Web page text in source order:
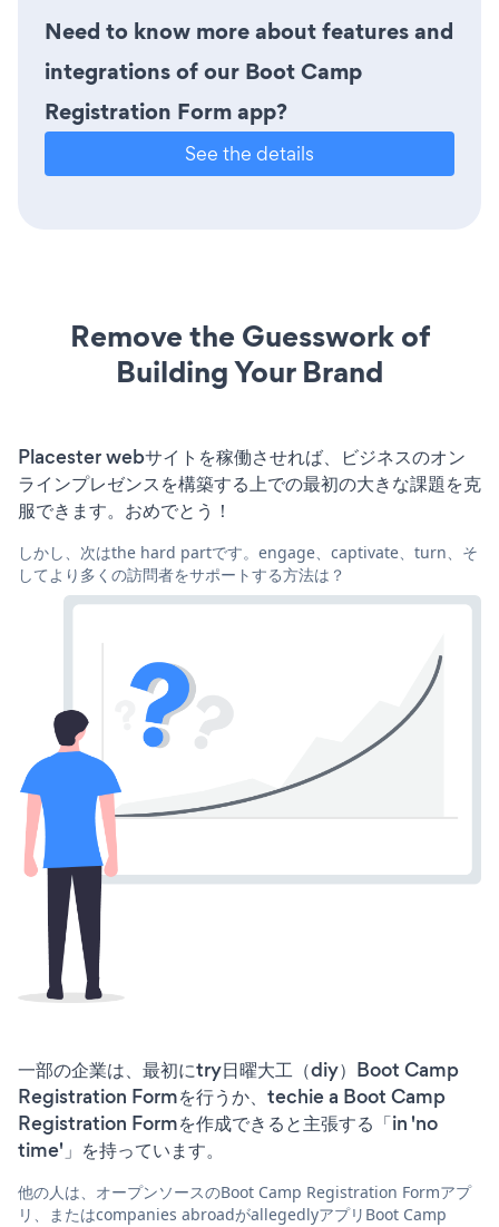
Need to know more about features and
integrations of our Boot Camp
Registration Form app?
See the details
Remove the Guesswork of
Building Your Brand
Placester webサイトを稼働させれば、ビジネスのオン
ラインプレゼンスを構築する上での最初の大きな課題を克
服できます。おめでとう！
しかし、次はthe hard partです。engage、captivate、turn、そ
してより多くの訪問者をサポートする方法は？
一部の企業は、最初にtry日曜大工（diy）Boot Camp
Registration Formを行うか、techie a Boot Camp
Registration Formを作成できると主張する「in 'no
time'」を持っています。
他の人は、オープンソースのBoot Camp Registration Formアプ
リ、またはcompanies abroadがallegedlyアプリBoot Camp